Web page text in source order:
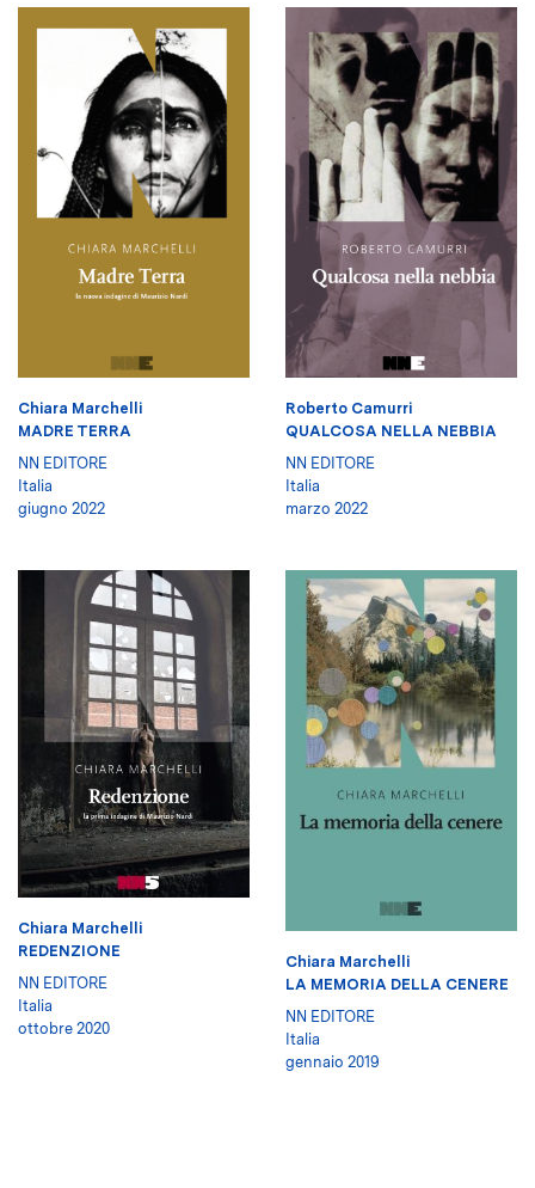
Chiara Marchelli
MADRE TERRA
NN EDITORE
Italia
giugno 2022
Roberto Camurri
QUALCOSA NELLA NEBBIA
NN EDITORE
Italia
marzo 2022
Chiara Marchelli
REDENZIONE
NN EDITORE
Italia
ottobre 2020
Chiara Marchelli
LA MEMORIA DELLA CENERE
NN EDITORE
Italia
gennaio 2019